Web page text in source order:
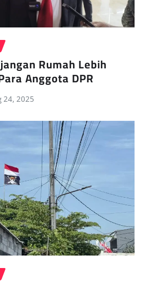
Rumah Lebih
Anggota DPR
24, 2025